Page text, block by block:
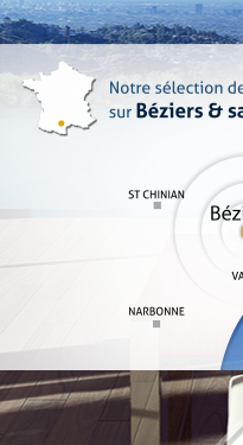
Notre agence
Accès propriétaire